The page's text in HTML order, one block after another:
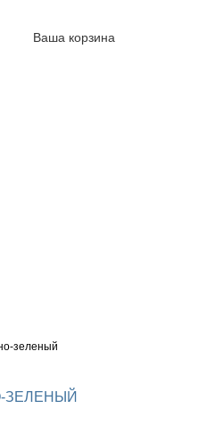
Ваша корзина
зеленый
ЗЕЛЕНЫЙ